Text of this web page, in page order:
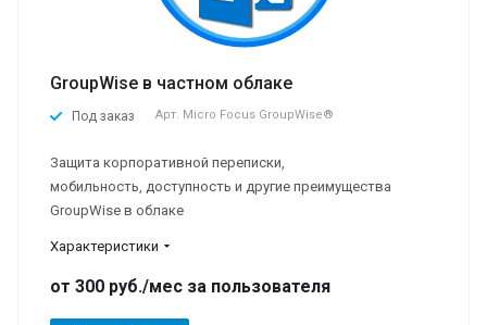
GroupWise в частном облаке
Под заказ Арт. Micro Focus GroupWise®
Защита корпоративной переписки,
мобильность, доступность и другие преимущества
GroupWise в облаке
Характеристики
от 300 руб./мес за пользователя